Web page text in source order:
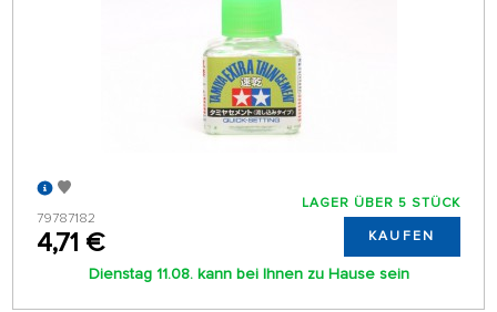
79787182
4,71 €
LAGER ÜBER 5 STÜCK
KAUFEN
Dienstag 11.08. kann bei Ihnen zu Hause sein